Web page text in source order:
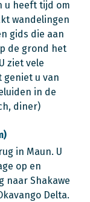
u heeft tijd om
wandelingen
gids die aan
de grond het
ziet vele
geniet u van
in de
diner)
in Maun. U
op en
naar Shakawe
Delta.